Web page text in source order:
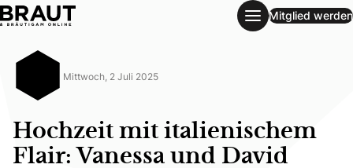
Hochzeit mit italienischem Flair: Vanessa und David
Mitglied werden
Mittwoch, 2 Juli 2025
Hochzeit mit italienischem
Flair: Vanessa und David